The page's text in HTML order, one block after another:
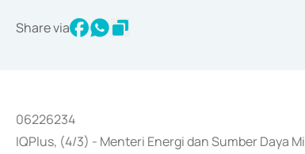
Share via
06226234
IQPlus, (4/3) - Menteri Energi dan Sumber Daya